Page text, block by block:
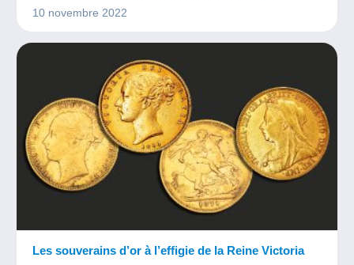
10 novembre 2022
Les souverains d’or à l’effigie de la Reine Victoria